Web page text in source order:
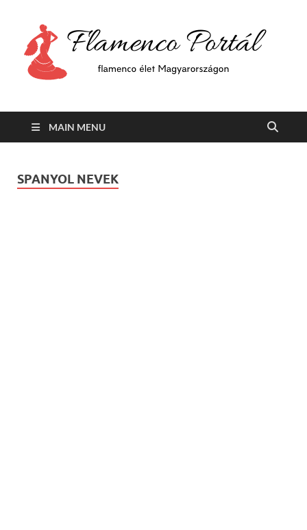
MAIN MENU
SPANYOL NEVEK